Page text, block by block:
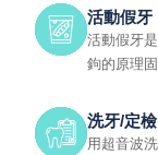
活動假牙
活動假牙
鉤的原理固
洗牙/定檢
用超音波